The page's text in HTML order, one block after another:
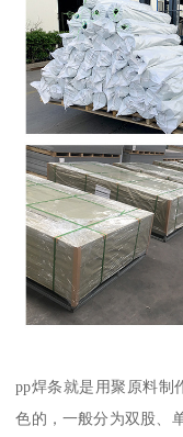
pp焊条就是用聚原料制
色的，一般分为双股、